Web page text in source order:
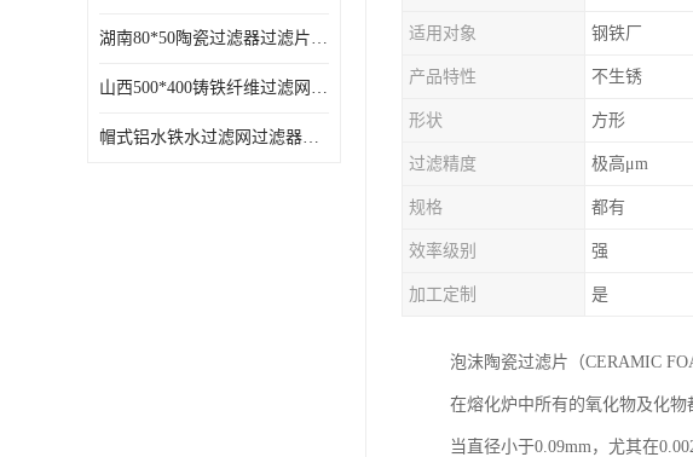
湖南80*50陶瓷过滤器过滤片过滤网效果好耐高温
山西500*400铸铁纤维过滤网方形网圆形网
帽式铝水铁水过滤网过滤器耐高温
适用对象 钢铁厂
产品特性 不生锈
形状 方形
过滤精度 极高μm
规格 都有
效率级别 强
加工定制 是
泡沫陶瓷过滤片（CERAMIC
在熔化炉中所有的氧化物及化
当直径小于0.09mm，尤其在